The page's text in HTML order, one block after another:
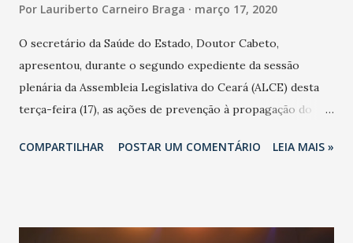
Por Lauriberto Carneiro Braga março 17, 2020
O secretário da Saúde do Estado, Doutor Cabeto,
apresentou, durante o segundo expediente da sessão
plenária da Assembleia Legislativa do Ceará (ALCE) desta
terça-feira (17), as ações de prevenção à propagação do
adotadas pelo Governo do Estado na contenção da
COMPARTILHAR POSTAR UM COMENTÁRIO LEIA MAIS »